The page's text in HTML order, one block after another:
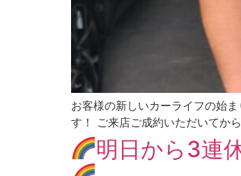
お客様の新しいカーライフの始
す！ ご来店ご成約いただいてか
明日から3連